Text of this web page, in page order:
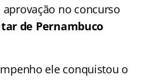
no concurso
de Pernambuco
ele conquistou o